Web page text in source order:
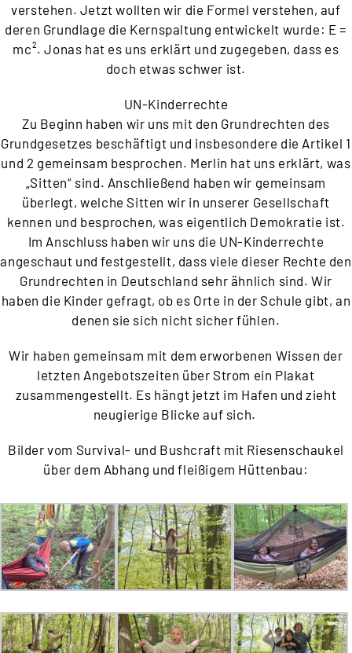
verstehen. Jetzt wollten wir die Formel verstehen, auf
deren Grundlage die Kernspaltung entwickelt wurde: E =
mc². Jonas hat es uns erklärt und zugegeben, dass es
doch etwas schwer ist.
UN-Kinderrechte
Zu Beginn haben wir uns mit den Grundrechten des
Grundgesetzes beschäftigt und insbesondere die Artikel 1
und 2 gemeinsam besprochen. Merlin hat uns erklärt, was
„Sitten“ sind. Anschließend haben wir gemeinsam
überlegt, welche Sitten wir in unserer Gesellschaft
kennen und besprochen, was eigentlich Demokratie ist.
Im Anschluss haben wir uns die UN-Kinderrechte
angeschaut und festgestellt, dass viele dieser Rechte den
Grundrechten in Deutschland sehr ähnlich sind. Wir
haben die Kinder gefragt, ob es Orte in der Schule gibt, an
denen sie sich nicht sicher fühlen.
Wir haben gemeinsam mit dem erworbenen Wissen der
letzten Angebotszeiten über Strom ein Plakat
zusammengestellt. Es hängt jetzt im Hafen und zieht
neugierige Blicke auf sich.
Bilder vom Survival- und Bushcraft mit Riesenschaukel
über dem Abhang und fleißigem Hüttenbau: